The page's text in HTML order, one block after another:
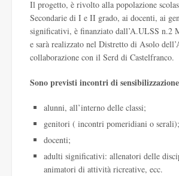
Il progetto, è rivolto alla popolazione
Secondarie di I e II grado, ai docenti, ai
significativi, è finanziato dall’A.ULSS n.2
e sarà realizzato nel Distretto di Asolo
collaborazione con il Serd di Castelfranco.
Sono previsti incontri di
alunni, all’interno delle classi;
genitori ( incontri pomeridiani o serali);
docenti;
adulti significativi: allenatori delle
animatori di attività ricreative, ecc.